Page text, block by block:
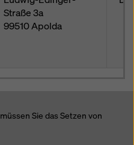
Straße 3a
99510Apolda
Sie das Setzen von